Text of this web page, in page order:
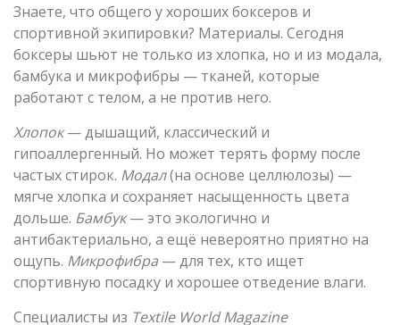
Знаете, что общего у хороших боксеров и
спортивной экипировки? Материалы. Сегодня
боксеры шьют не только из хлопка, но и из модала,
бамбука и микрофибры — тканей, которые
работают с телом, а не против него.
Хлопок— дышащий, классический и
гипоаллергенный. Но может терять форму после
частых стирок. Модал(на основе целлюлозы) —
мягче хлопка и сохраняет насыщенность цвета
дольше. Бамбук— это экологично и
антибактериально, а ещё невероятно приятно на
ощупь. Микрофибра — для тех, кто ищет
спортивную посадку и хорошее отведение влаги.
Специалисты из Textile World Magazine